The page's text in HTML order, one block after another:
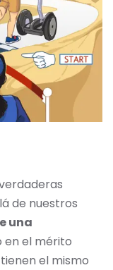
de nuestros
una
en el mérito
el mismo